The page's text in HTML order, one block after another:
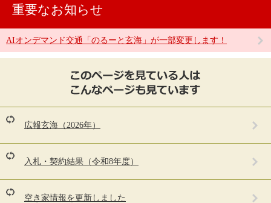
重要なお知らせ
AIオンデマンド交通「のるーと玄海」が一部変更します！
ジ
を
て
い
人
は
広報玄海（2026年）
入札・契約結果（令和8年度）
空き家情報を更新しました